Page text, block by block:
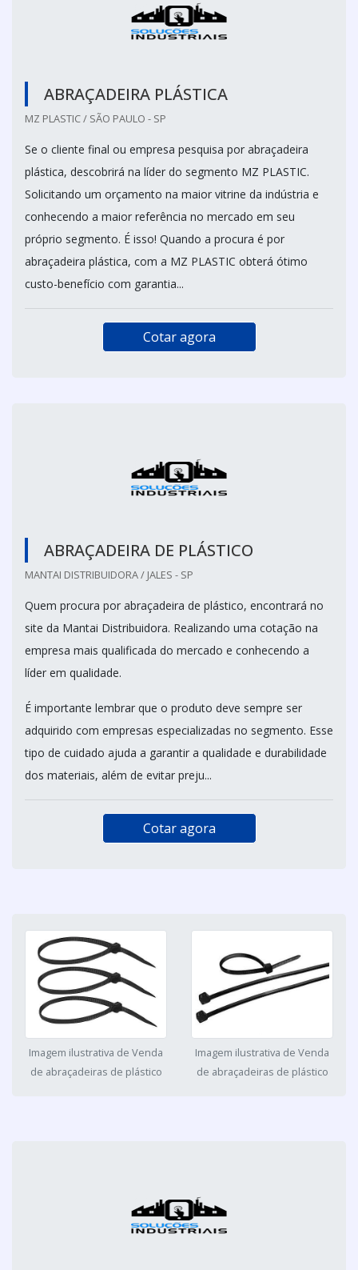
ABRAÇADEIRA PLÁSTICA
MZ PLASTIC / SÃO PAULO - SP
Se o cliente final ou empresa pesquisa por abraçadeira
plástica, descobrirá na líder do segmento MZ PLASTIC.
Solicitando um orçamento na maior vitrine da indústria e
conhecendo a maior referência no mercado em seu
próprio segmento. É isso! Quando a procura é por
abraçadeira plástica, com a MZ PLASTIC obterá ótimo
custo-benefício com garantia...
Cotar agora
ABRAÇADEIRA DE PLÁSTICO
MANTAI DISTRIBUIDORA / JALES - SP
Quem procura por abraçadeira de plástico, encontrará no
site da Mantai Distribuidora. Realizando uma cotação na
empresa mais qualificada do mercado e conhecendo a
líder em qualidade.
É importante lembrar que o produto deve sempre ser
adquirido com empresas especializadas no segmento. Esse
tipo de cuidado ajuda a garantir a qualidade e durabilidade
dos materiais, além de evitar preju...
Cotar agora
Imagem ilustrativa de Venda
de abraçadeiras de plástico
Imagem ilustrativa de Venda
de abraçadeiras de plástico